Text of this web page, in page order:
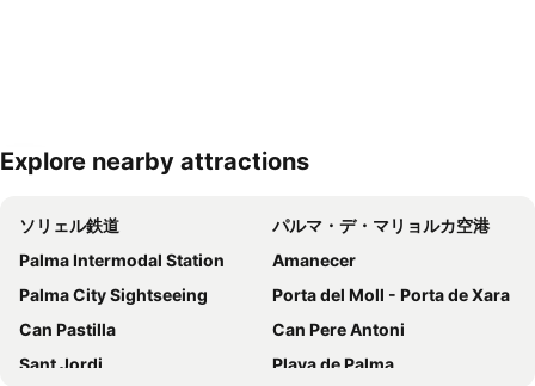
Explore nearby attractions
ソリェル鉄道
パルマ・デ・マリョルカ空港
Palma Intermodal Station
Amanecer
Palma City Sightseeing
Porta del Moll - Porta de Xara
Can Pastilla
Can Pere Antoni
Sant Jordi
Playa de Palma